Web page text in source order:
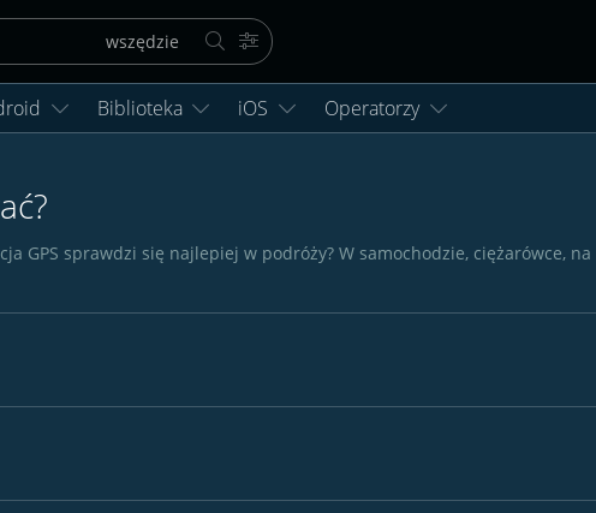
SzukajWięcej opcji…
Biblioteka iOS Operatorzy
GPS sprawdzi się najlepiej w podróży? W samochodzie, ciężarówce,